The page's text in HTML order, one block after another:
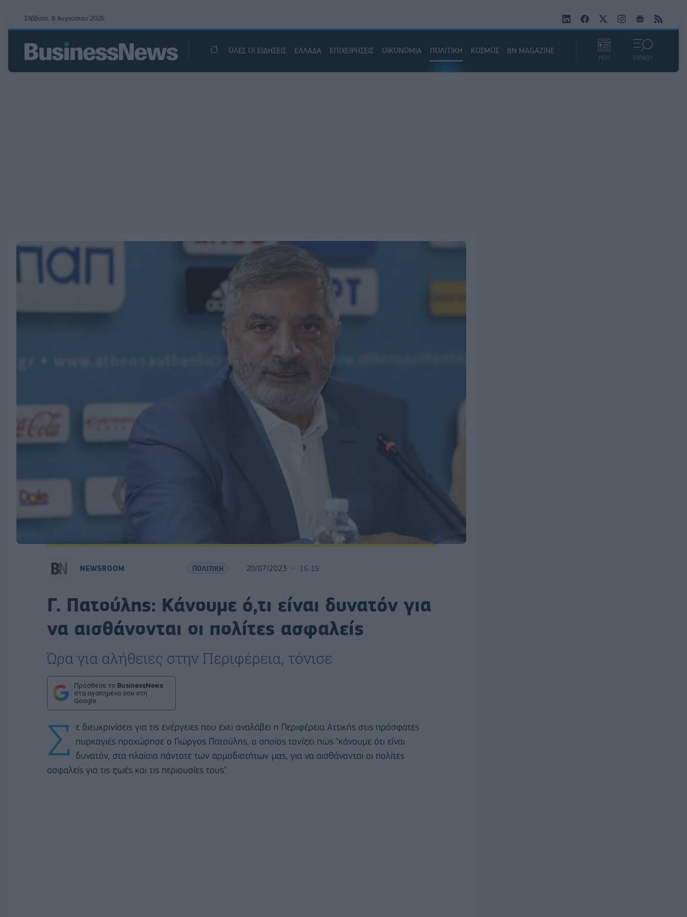
Σάββατο, 8 Αυγούστου 2026
ΟΛΕΣ ΟΙ ΕΙΔΗΣΕΙΣ ΕΛΛΑΔΑ ΕΠΙΧΕΙΡΗΣΕΙΣ ΟΙΚΟΝΟΜΙΑ ΠΟΛΙΤΙΚΗ ΚΟΣΜΟΣ BN MAGAZINE
ΡΟΗ ΜΕΝΟΥ
NEWSROOM ΠΟΛΙΤΙΚΗ 20/07/2023 16:15
Γ. Πατούλης: Κάνουμε ό,τι είναι δυνατόν για
να αισθάνονται οι πολίτες ασφαλείς
Ώρα για αλήθειες στην Περιφέρεια, τόνισε
Πρόσθεσε το BusinessNews
στα αγαπημένα σου στη
Google
Σ
ε διευκρινίσεις για τις ενέργειες που έχει αναλάβει η Περιφέρεια Αττικής στις πρόσφατες
πυρκαγιές προχώρησε ο Γιώργος Πατούλης, ο οποίος τονίζει πως "κάνουμε ότι είναι
δυνατόν, στα πλαίσια πάντοτε των αρμοδιοτήτων μας, για να αισθάνονται οι πολίτες
ασφαλείς για τις ζωές και τις περιουσίες τους"